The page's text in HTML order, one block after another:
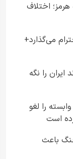
هرمز؛ اختلاف
می‌گذارد+
را نگه
را لغو
است
باعث